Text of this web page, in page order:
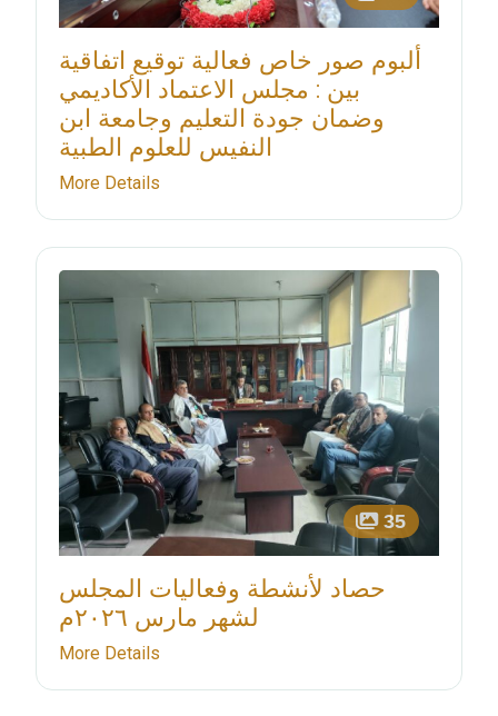
ألبوم صور خاص فعالية توقيع اتفاقية
بين : مجلس الاعتماد الأكاديمي
وضمان جودة التعليم وجامعة ابن
النفيس للعلوم الطبية
More Details
35
حصاد لأنشطة وفعاليات المجلس
لشهر مارس ٢٠٢٦م
More Details